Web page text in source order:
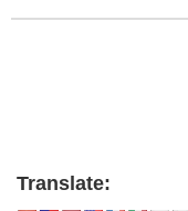
Translate: